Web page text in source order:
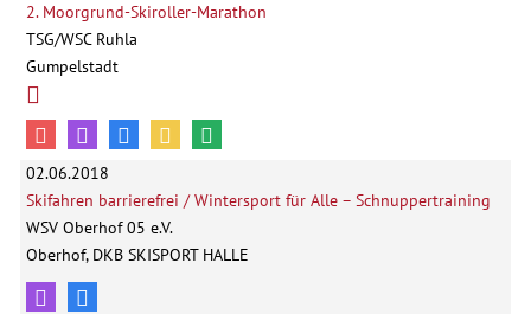
2. Moorgrund-Skiroller-Marathon
TSG/WSC Ruhla
Gumpelstadt
02.06.2018
Skifahren barrierefrei / Wintersport für Alle – Schnuppertraining
WSV Oberhof 05 e.V.
Oberhof, DKB SKISPORT HALLE